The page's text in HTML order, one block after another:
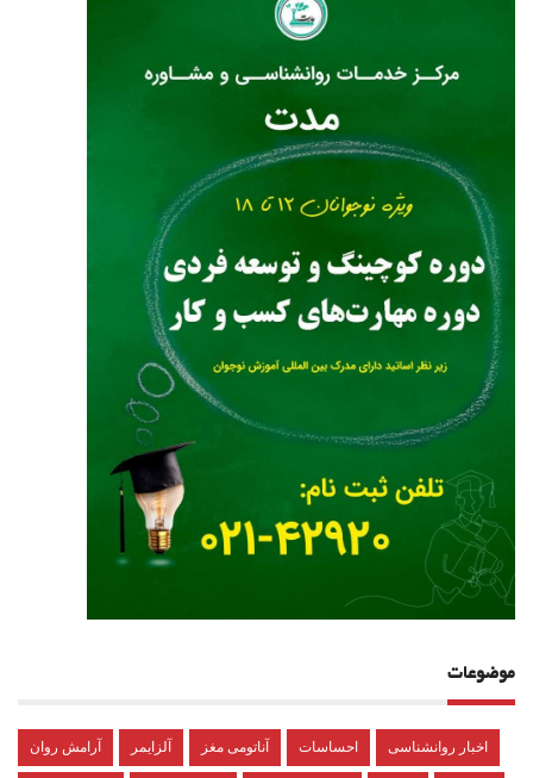
موضوعات
آرامش روان آلزایمر آناتومی مغز احساسات اخبار روانشناسی